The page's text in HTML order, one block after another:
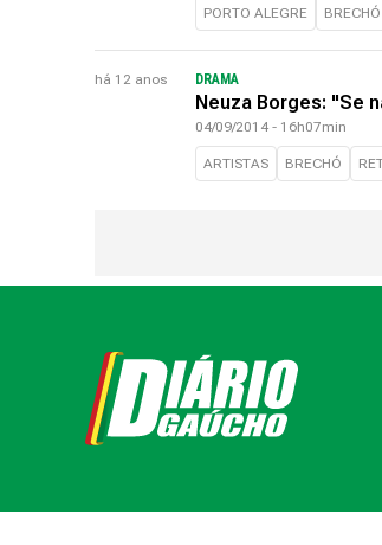
PORTO ALEGRE BRECHÓ
há 12 anos DRAMA
Neuza Borges: "Se
04/09/2014 - 16h07min
ARTISTAS BRECHÓ